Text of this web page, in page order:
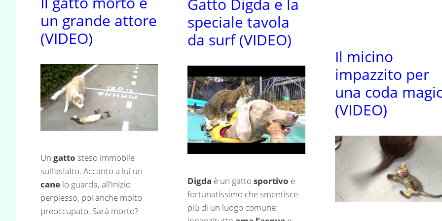
un grande attore
(VIDEO)
Un gatto steso immobile
sull’asfalto. Accanto a lui un
cane lo guarda, all’inizio
perplesso, poi anche molto
preoccupato. Sarà morto?
Gatto Digda e la
speciale tavola
da surf (VIDEO)
Digda è un gattosportivo e
fortunatissimo che smentisce
più di un luogo comune:
Il micino
impazzito per
una coda
(VIDEO)